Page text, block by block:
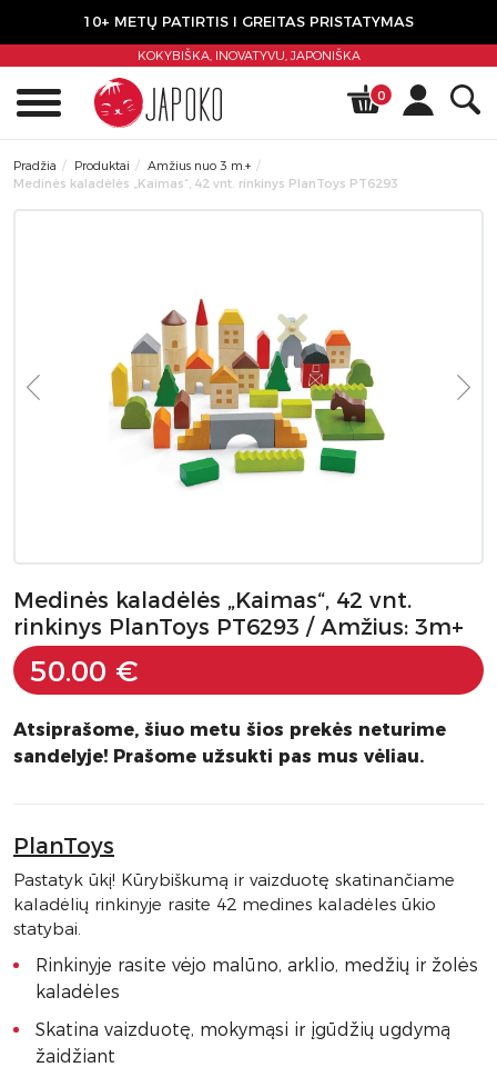
10+ METŲ PATIRTIS I GREITAS PRISTATYMAS
KOKYBIŠKA, INOVATYVU,JAPONIŠKA
0
Pradžia Produktai
Amžius nuo 3 m.+
Medinės kaladėlės „Kaimas“, 42 vnt. rinkinys PlanToys PT6293
Medinės kaladėlės „Kaimas“, 42 vnt.
rinkinys PlanToys PT6293 / Amžius: 3m+
50.00 €
Atsiprašome, šiuo metu šios prekės neturime
sandelyje! Prašome užsukti pas mus vėliau.
PlanToys
Pastatyk ūkį! Kūrybiškumą ir vaizduotę skatinančiame
kaladėlių rinkinyje rasite 42 medines kaladėles ūkio
statybai.
Rinkinyje rasite vėjo malūno, arklio, medžių ir žolės
kaladėles
Skatina vaizduotę, mokymąsi ir įgūdžių ugdymą
žaidžiant